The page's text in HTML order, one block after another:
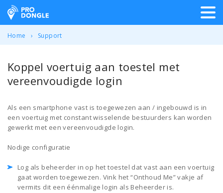
ProDongle Track & Trace
Home Support
Koppel voertuig aan toestel met
vereenvoudigde login
Als een smartphone vast is toegewezen aan / ingebouwd is in
een voertuig met constant wisselende bestuurders kan worden
gewerkt met een vereenvoudigde login.
Nodige configuratie
Log als beheerder in op het toestel dat vast aan een voertuig
gaat worden toegewezen. Vink het “Onthoud Me” vakje af
vermits dit een éénmalige login als Beheerder is.